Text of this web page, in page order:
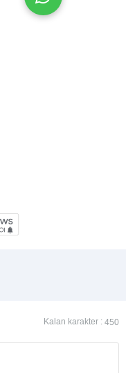
Kalan karakter : 450